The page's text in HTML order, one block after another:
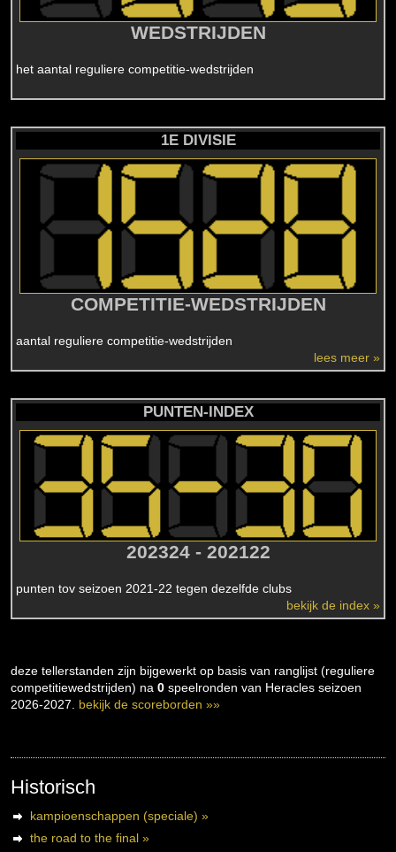
WEDSTRIJDEN
het aantal reguliere competitie-wedstrijden
1E DIVISIE
COMPETITIE-WEDSTRIJDEN
aantal reguliere competitie-wedstrijden
lees meer »
PUNTEN-INDEX
202324 - 202122
punten tov seizoen 2021-22 tegen dezelfde clubs
bekijk de index »
deze tellerstanden zijn bijgewerkt op basis van ranglijst (reguliere
competitiewedstrijden) na 0 speelronden van Heracles seizoen
2026-2027. bekijk de scoreborden »»
Historisch
kampioenschappen (speciale) »
the road to the final »